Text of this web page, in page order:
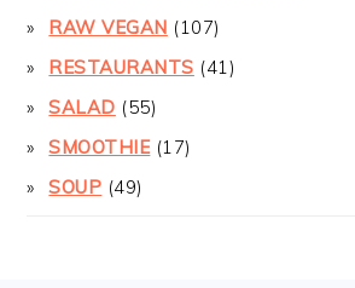
RAW VEGAN (107)
RESTAURANTS (41)
SALAD (55)
SMOOTHIE(17)
SOUP (49)